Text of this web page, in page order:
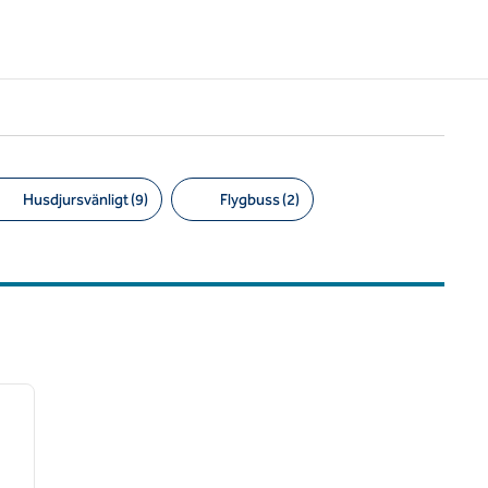
Husdjursvänligt (9) Flygbuss (2)
nästa bild